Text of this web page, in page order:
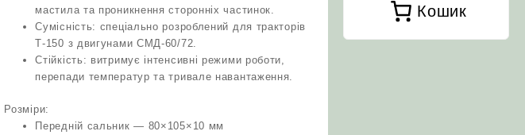
мастила та проникнення сторонніх частинок.
Сумісність: спеціально розроблений для тракторів
Т‑150 з двигунами СМД‑60/72.
Стійкість: витримує інтенсивні режими роботи,
перепади температур та тривале навантаження.
Розміри:
Передній сальник — 80×105×10 мм
Кошик